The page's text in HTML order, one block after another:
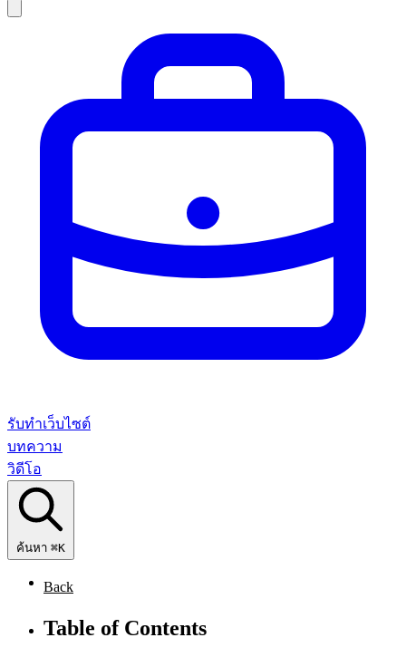
รับทำเว็บไซต์
บทความ
วิดีโอ
ค้นหา ⌘K
Back
Table of Contents